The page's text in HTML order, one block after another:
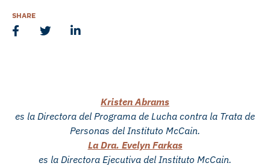
Kristen Abrams
es la Directora del Programa de Lucha contra la Trata de
Personas del Instituto McCain.
La Dra. Evelyn Farkas
es la Directora Ejecutiva del Instituto McCain.
SHARE